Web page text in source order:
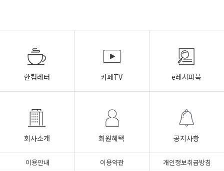
한컵레터 카페TV e레시피북
회사소개 회원혜택 공지사항
이용안내 이용약관
개인정보취급방침